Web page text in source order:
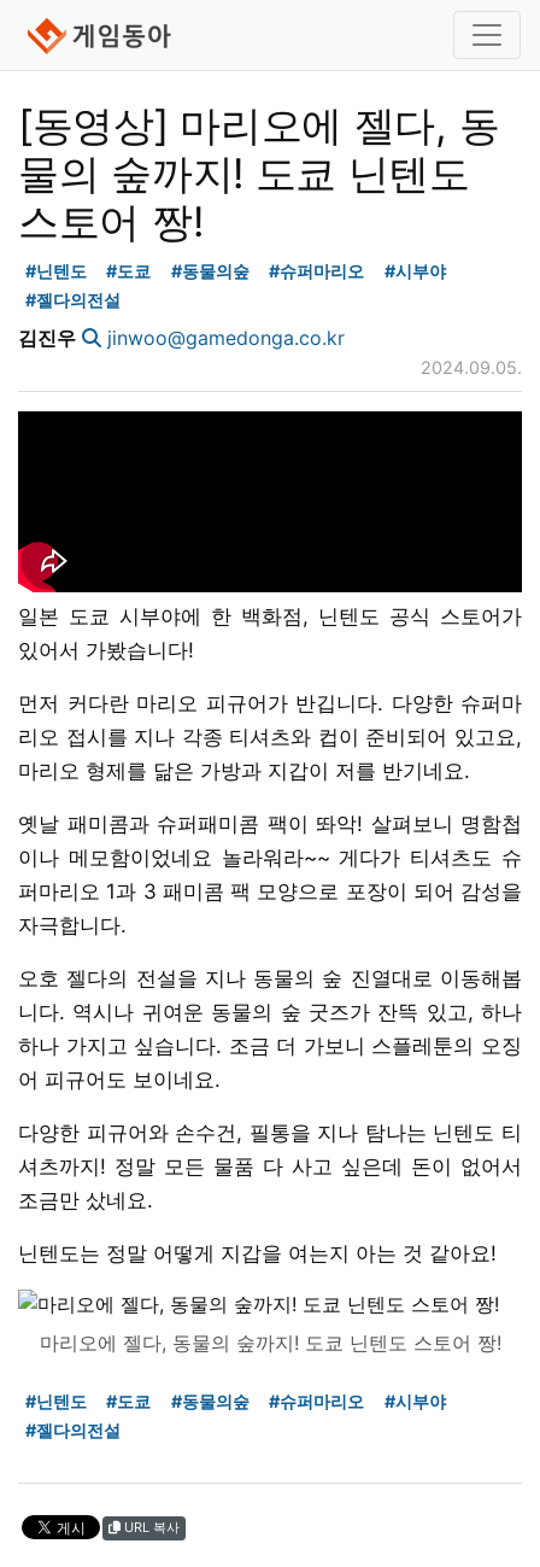
[동영상] 마리오에 젤다, 동
물의 숲까지! 도쿄 닌텐도
스토어 짱!
#닌텐도 #도쿄 #동물의숲 #슈퍼마리오
#시부야
#젤다의전설
김진우 jinwoo@gamedonga.co.kr
2024.09.05.
일본 도쿄 시부야에 한 백화점, 닌텐도 공식 스토어가
있어서 가봤습니다!
먼저 커다란 마리오 피규어가 반깁니다. 다양한 슈퍼마
리오 접시를 지나 각종 티셔츠와 컵이 준비되어 있고요,
마리오 형제를 닮은 가방과 지갑이 저를 반기네요.
옛날 패미콤과 슈퍼패미콤 팩이 똬악! 살펴보니 명함첩
이나 메모함이었네요 놀라워라~~ 게다가 티셔츠도 슈
퍼마리오 1과 3 패미콤 팩 모양으로 포장이 되어 감성을
자극합니다.
오호 젤다의 전설을 지나 동물의 숲 진열대로 이동해봅
니다. 역시나 귀여운 동물의 숲 굿즈가 잔뜩 있고, 하나
하나 가지고 싶습니다. 조금 더 가보니 스플레툰의 오징
어 피규어도 보이네요.
다양한 피규어와 손수건, 필통을 지나 탐나는 닌텐도 티
셔츠까지! 정말 모든 물품 다 사고 싶은데 돈이 없어서
조금만 샀네요.
닌텐도는 정말 어떻게 지갑을 여는지 아는 것 같아요!
마리오에 젤다, 동물의 숲까지! 도쿄 닌텐도 스토어 짱!
#닌텐도 #도쿄 #동물의숲 #슈퍼마리오
#시부야
#젤다의전설
URL 복사